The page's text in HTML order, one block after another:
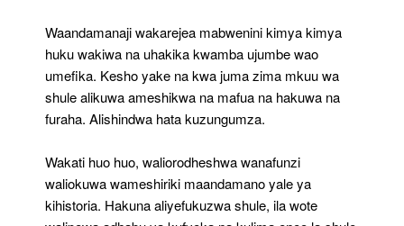
Waandamanaji wakarejea mabwenini kimya kimya
huku wakiwa na uhakika kwamba ujumbe wao
umefika. Kesho yake na kwa juma zima mkuu wa
shule alikuwa ameshikwa na mafua na hakuwa na
furaha. Alishindwa hata kuzungumza.
Wakati huo huo, waliorodheshwa wanafunzi
waliokuwa wameshiriki maandamano yale ya
kihistoria. Hakuna aliyefukuzwa shule, ila wote